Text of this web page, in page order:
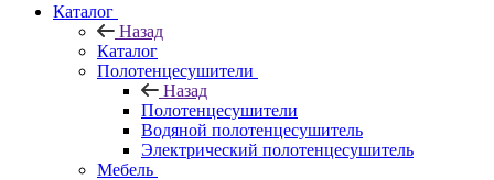
Каталог
Назад
Каталог
Полотенцесушители
Назад
Полотенцесушители
Водяной полотенцесушитель
Электрический полотенцесушитель
Мебель